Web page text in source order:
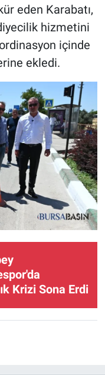
eden Karabatı,
hizmetini
içinde
ekledi.
Krizi Sona Erdi